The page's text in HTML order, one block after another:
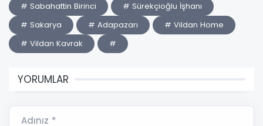
# Sabahattin Birinci
# Sürekçioğlu İşhanı
# Sakarya
# Adapazarı
# Vildan Home
# Vildan Kavrak
#
YORUMLAR
Adınız *